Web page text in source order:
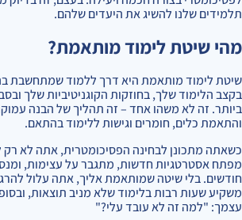
תלמידים שלנו להשיג את היעדים שלהם.
מהי שיטת לימוד מותאמת?
שיטת לימוד מותאמת היא דרך ללמוד שמתחשבת
בקצב הלימוד שלך, בחוזקות הקוגניטיביות שלך
ביותר. זה לא משהו אחד – זה תהליך של הבנה
והתאמת כלים, חומרים וגישות ללימוד בהתאם.
כשאתה מתכונן לבחינה הפסיכומטרית, אתה לא רק
מפתח אסטרטגיות חדשות, מתגבר על עצימות,
חודשים. בלי שיטה שמותאמת אליך, אתה עלול
משקיע שעות רבות בלימוד שלא מניב תוצאות,
עצמך: "למה זה לא עובד עלי?"